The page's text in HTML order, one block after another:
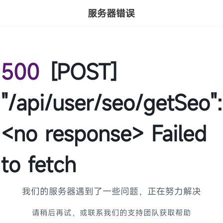
服务器错误
500 [POST]
"/api/user/seo/getSeo":
<no response> Failed
to fetch
我们的服务器遇到了一些问题，正在努力解决
请稍后再试，或联系我们的支持团队获取帮助